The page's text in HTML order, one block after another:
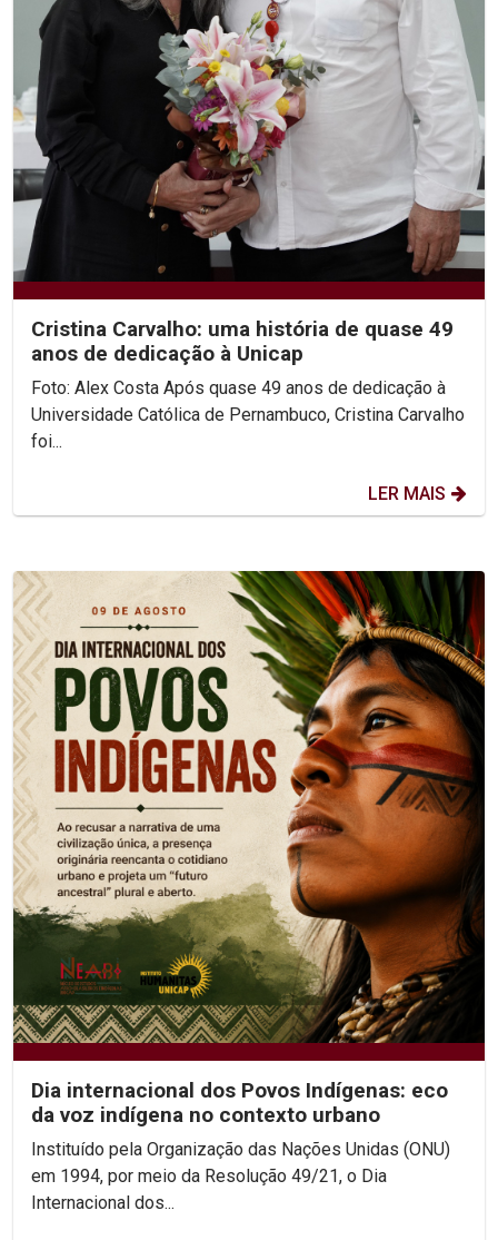
Cristina Carvalho: uma história de quase 49
anos de dedicação à Unicap
Foto: Alex Costa Após quase 49 anos de dedicação à
Universidade Católica de Pernambuco, Cristina Carvalho
foi...
LER MAIS
Dia internacional dos Povos Indígenas: eco
da voz indígena no contexto urbano
Instituído pela Organização das Nações Unidas (ONU)
em 1994, por meio da Resolução 49/21, o Dia
Internacional dos...